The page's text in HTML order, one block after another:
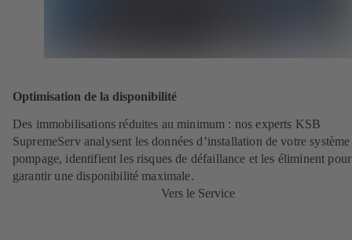
Optimisation de la disponibilité
Des immobilisations réduites au minimum : nos experts KSB
SupremeServ analysent les données d’installation de votre
pompage, identifient les risques de défaillance et les éliminent pour
garantir une disponibilité maximale.
Vers le Service